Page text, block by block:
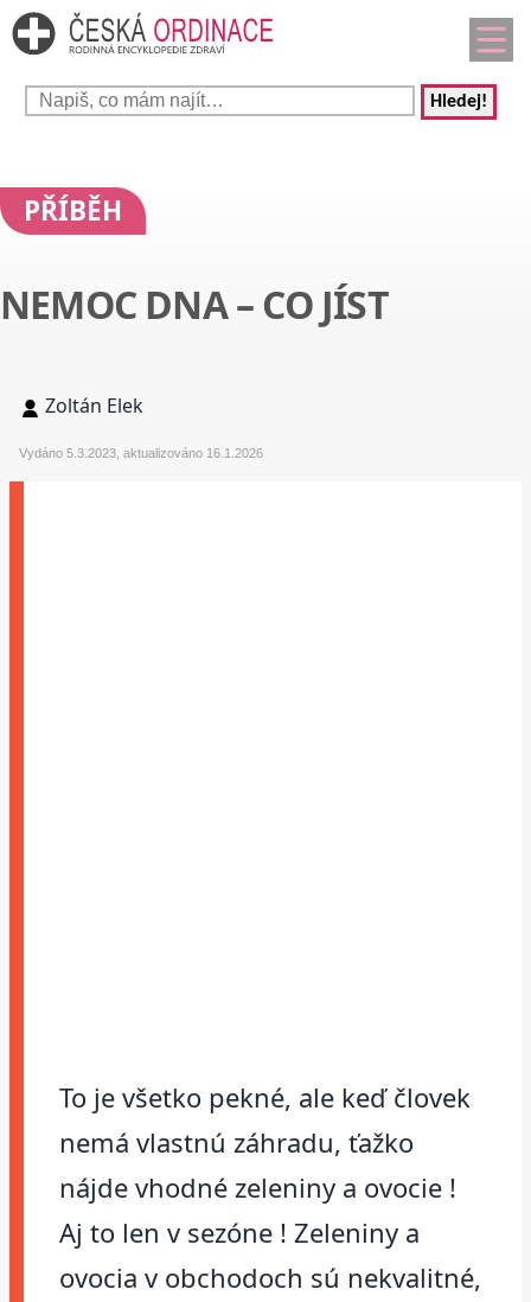
Hledej!
PŘÍBĚH
NEMOC DNA – CO JÍST
Zoltán Elek
Vydáno 5.3.2023, aktualizováno 16.1.2026
To je všetko pekné, ale keď človek
nemá vlastnú záhradu, ťažko
nájde vhodné zeleniny a ovocie !
Aj to len v sezóne ! Zeleniny a
ovocia v obchodoch sú nekvalitné,